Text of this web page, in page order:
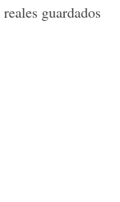
guardados